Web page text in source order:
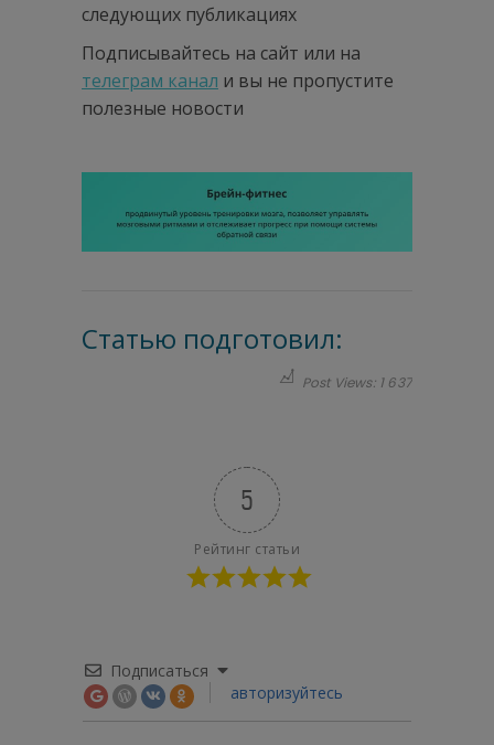
следующих публикациях
Подписывайтесь на сайт или на
телеграм канал и вы не пропустите
полезные новости
Статью подготовил:
Post Views: 1 637
5
Рейтинг статьи
Подписаться
авторизуйтесь